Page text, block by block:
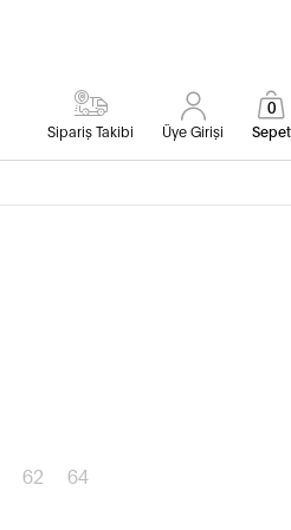
Sipariş Takibi Üye Girişi Sepet
0
62 64